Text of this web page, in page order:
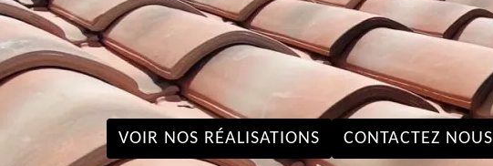
VOIR NOS RÉALISATIONS CONTACTEZ NOUS